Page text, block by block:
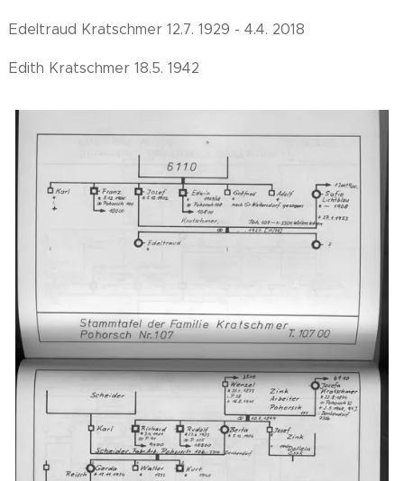
Edeltraud Kratschmer 12.7. 1929 - 4.4. 2018
Edith Kratschmer 18.5. 1942